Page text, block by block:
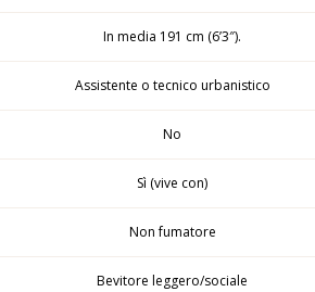
In media 191 cm (6’3″).
Assistente o tecnico urbanistico
No
Sì (vive con)
Non fumatore
Bevitore leggero/sociale